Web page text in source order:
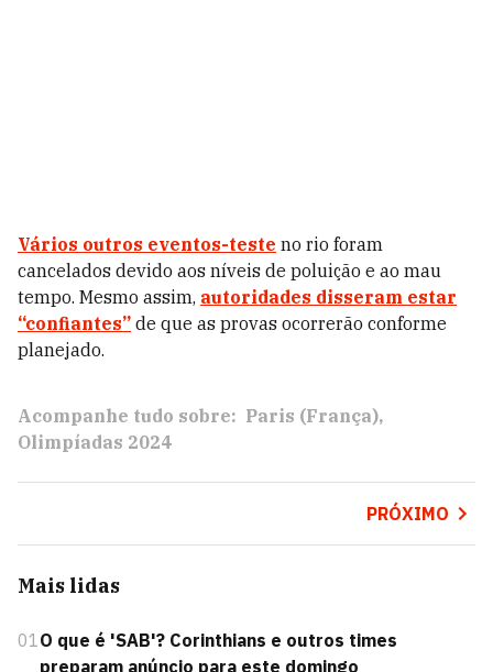
Vários outros eventos-teste no rio foram
cancelados devido aos níveis de poluição e ao mau
tempo. Mesmo assim, autoridades disseram estar
“confiantes” de que as provas ocorrerão conforme
planejado.
Acompanhe tudo sobre: Paris (França)
Olimpíadas 2024
PRÓXIMO
Mais lidas
01O que é 'SAB'? Corinthians e outros times
preparam anúncio para este domingo